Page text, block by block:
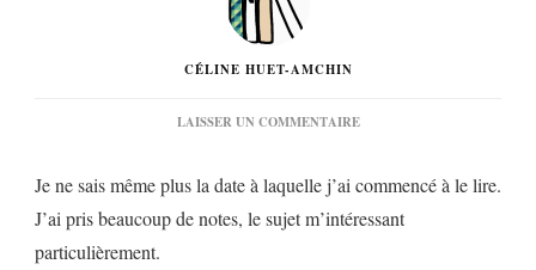
CÉLINE HUET-AMCHIN
LAISSER UN COMMENTAIRESUR
DU
Je ne sais même plus la date à laquelle j’ai commencé à le lire.
J’ai pris beaucoup de notes, le sujet m’intéressant
particulièrement.